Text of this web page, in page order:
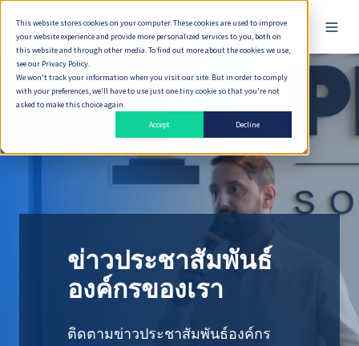
This website stores cookies on your computer. These cookies are used to improve
your website experience and provide more personalized services to you, both on
this website and through other media. To find out more about the cookies we use,
see our Privacy Policy.
We won't track your information when you visit our site. But in order to comply
with your preferences, we'll have to use just one tiny cookie so that you're not
asked to make this choice again.
Accept
Decline
ไทย
ข่าวประชาสัมพันธ์
องค์กรของเรา
ติดตามข่าวประชาสัมพันธ์องค์กร